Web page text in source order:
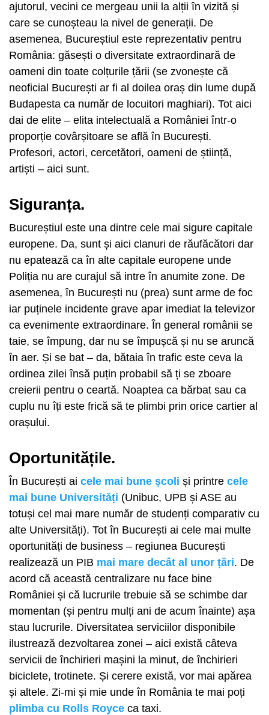
ajutorul, vecini ce mergeau unii la alții în vizită și
care se cunoșteau la nivel de generații. De
asemenea, Bucureștiul este reprezentativ pentru
România: găsești o diversitate extraordinară de
oameni din toate colțurile țării (se zvonește că
neoficial București ar fi al doilea oraș din lume după
Budapesta ca număr de locuitori maghiari). Tot aici
dai de elite – elita intelectuală a României într-o
proporție covârșitoare se află în București.
Profesori, actori, cercetători, oameni de știință,
artiști – aici sunt.
Siguranța.
Bucureștiul este una dintre cele mai sigure capitale
europene. Da, sunt și aici clanuri de răufăcători dar
nu epatează ca în alte capitale europene unde
Poliția nu are curajul să intre în anumite zone. De
asemenea, în București nu (prea) sunt arme de foc
iar puținele incidente grave apar imediat la televizor
ca evenimente extraordinare. În general românii se
taie, se împung, dar nu se împușcă și nu se aruncă
în aer. Și se bat – da, bătaia în trafic este ceva la
ordinea zilei însă puțin probabil să ți se zboare
creierii pentru o ceartă. Noaptea ca bărbat sau ca
cuplu nu îți este frică să te plimbi prin orice cartier al
orașului.
Oportunitățile.
În București ai cele mai bune școli și printre cele
mai bune Universități (Unibuc, UPB și ASE au
totuși cel mai mare număr de studenți comparativ cu
alte Universități). Tot în București ai cele mai multe
oportunități de business – regiunea București
realizează un PIB mai mare decât al unor țări. De
acord că această centralizare nu face bine
României și că lucrurile trebuie să se schimbe dar
momentan (și pentru mulți ani de acum înainte) așa
stau lucrurile. Diversitatea serviciilor disponibile
ilustrează dezvoltarea zonei – aici există câteva
servicii de închirieri mașini la minut, de închirieri
biciclete, trotinete. Și cerere există, vor mai apărea
și altele. Zi-mi și mie unde în România te mai poți
plimba cu Rolls Royce ca taxi.